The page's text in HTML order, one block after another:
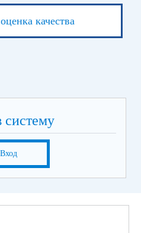
качества
систему
Вход